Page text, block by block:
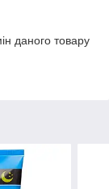
даного товару